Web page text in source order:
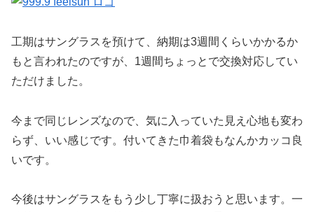
工期はサングラスを預けて、納期は3週間くらいかかるか
もと言われたのですが、1週間ちょっとで交換対応してい
ただけました。
今まで同じレンズなので、気に入っていた見え心地も変わ
らず、いい感じです。付いてきた巾着袋もなんかカッコ良
いです。
今後はサングラスをもう少し丁寧に扱おうと思います。一